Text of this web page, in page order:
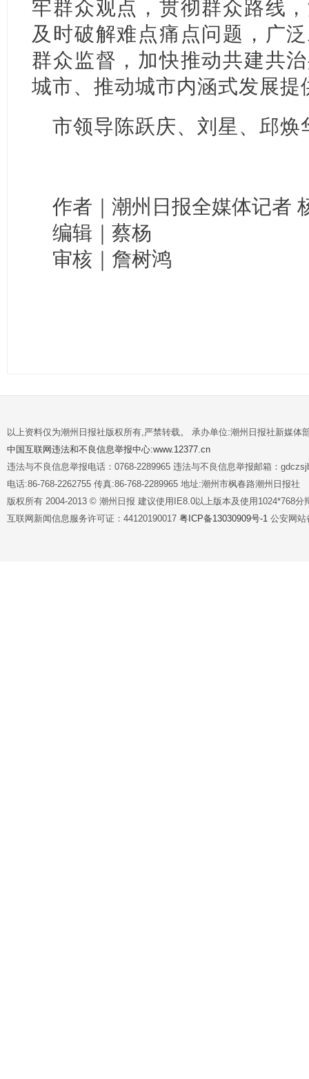
牢群众观点，贯彻群众路线
及时破解难点痛点问题，广
群众监督，加快推动共建共
城市、推动城市内涵式发展提
市领导陈跃庆、刘星、邱焕
作者｜潮州日报全媒体记者
编辑｜蔡杨
审核｜詹树鸿
以上资料仅为潮州日报社版权所有,严禁转载。 承办单位:潮州日报社新媒体
中国互联网违法和不良信息举报中心:www.12377.cn
违法与不良信息举报电话：0768-2289965 违法与不良信息举报邮箱：
电话:86-768-2262755 传真:86-768-2289965 地址:潮州市枫春路潮州日报社
版权所有 2004-2013 © 潮州日报 建议使用IE8.0以上版本及使用1024*768分
互联网新闻信息服务许可证：44120190017 粤ICP备13030909号-1 公安网站